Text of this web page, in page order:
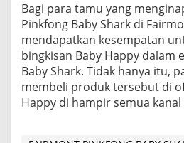
Bagi para tamu yang
Pinkfong Baby Shark di
mendapatkan kesempatan
bingkisan Baby Happy dalam
Baby Shark. Tidak hanya itu,
membeli produk tersebut di
Happy di hampir semua